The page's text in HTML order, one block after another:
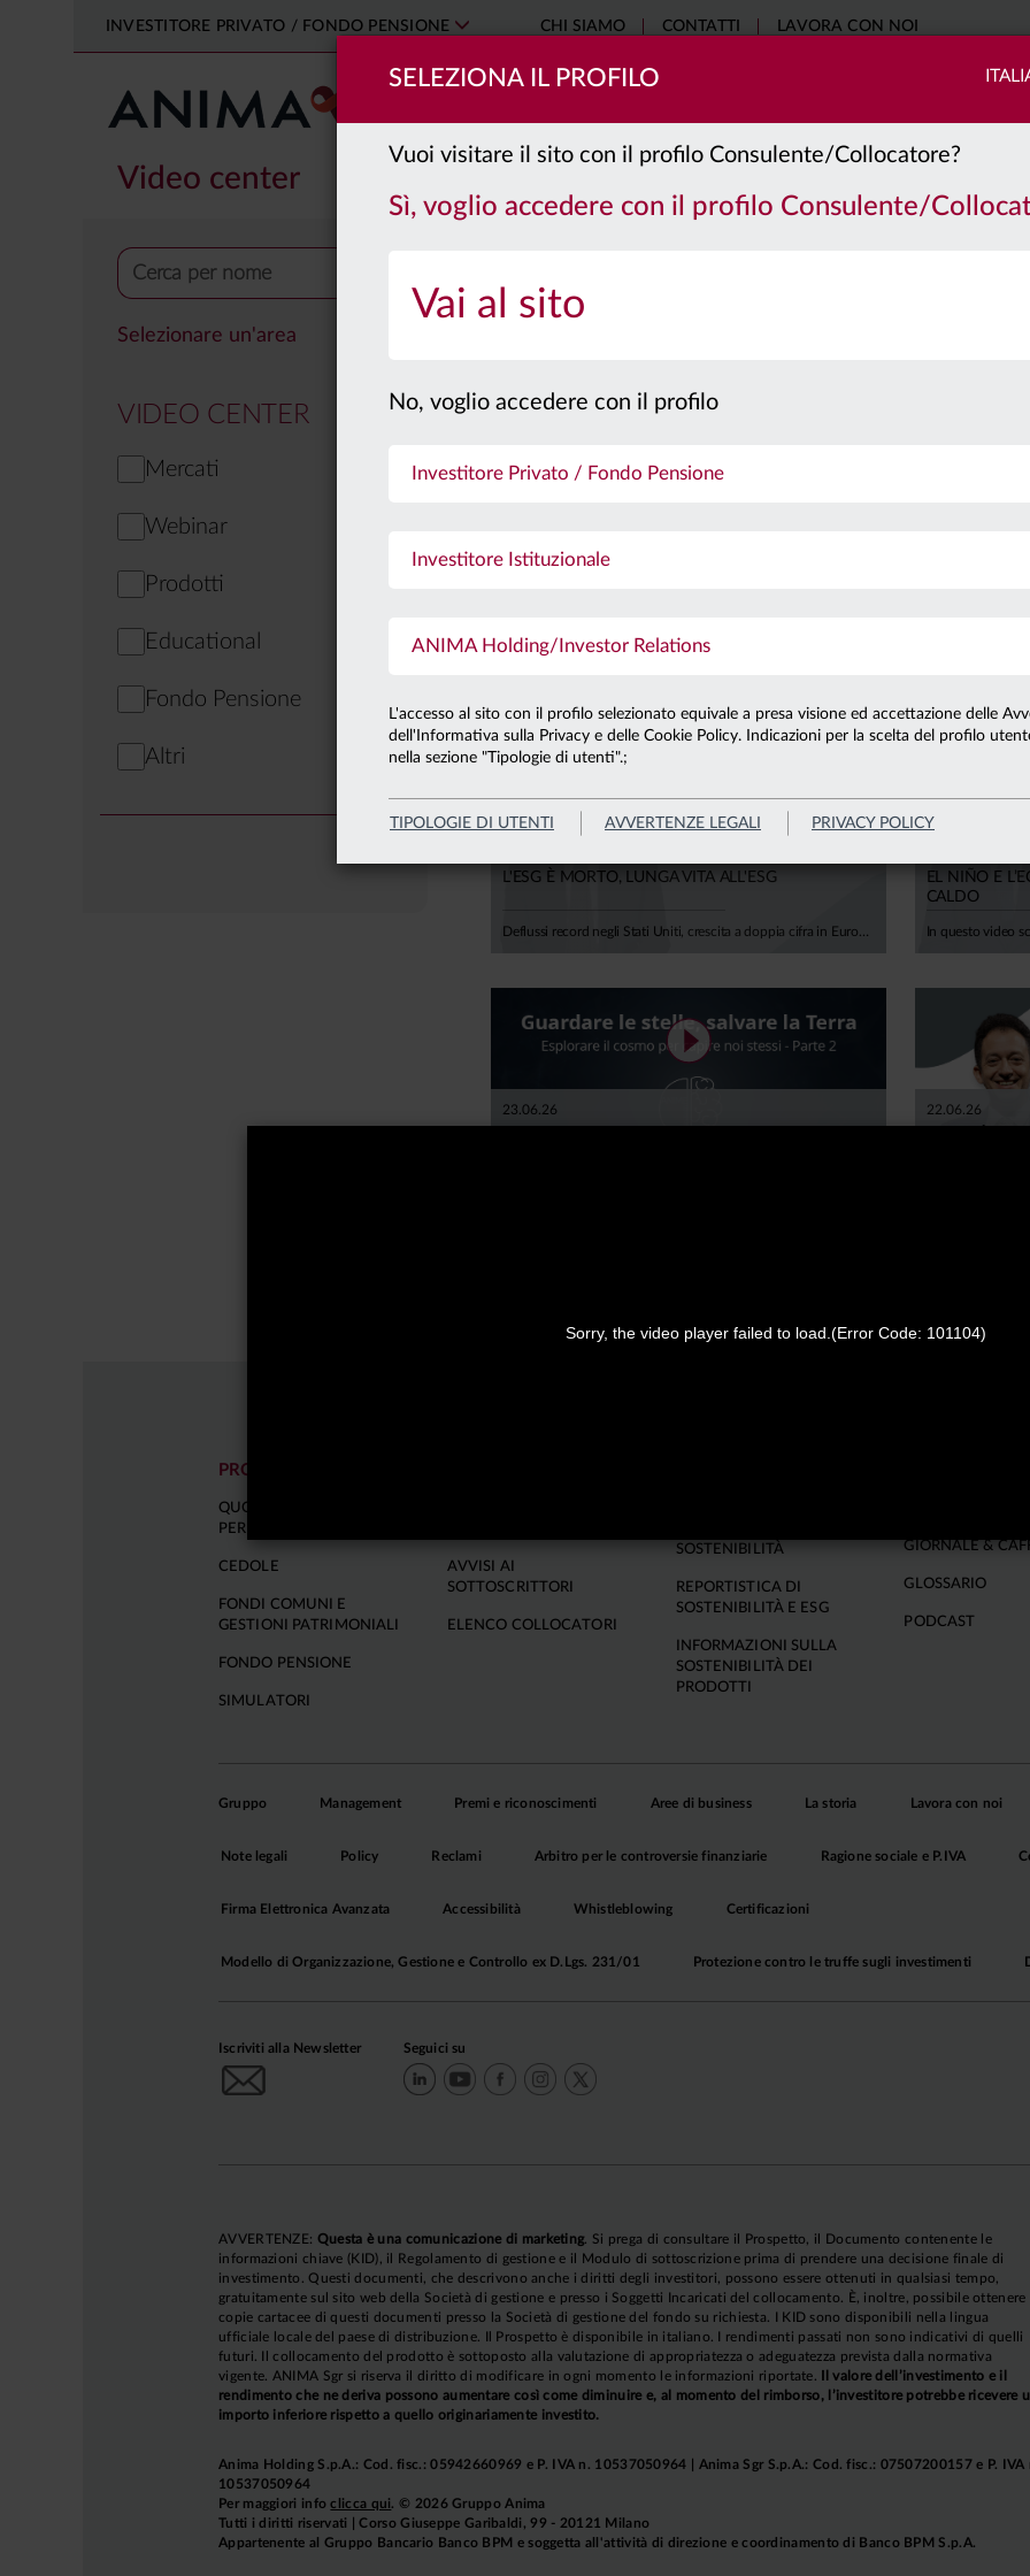
Sorry, the video player failed to load. (Error Code: 101104)
SELEZIONA IL PROFILO
Vuoi visitare il sito con il profilo Consulente/Collocatore?
Sì, voglio accedere con il profilo Consulente/
Vai al sito
No, voglio accedere con il profilo
Investitore Privato / Fondo Pensione
Investitore Istituzionale
ANIMA Holding/Investor Relations
L'accesso al sito con il profilo selezionato equivale a presa visione ed accettazione delle
dell'Informativa sulla Privacy e delle Cookie Policy. Indicazioni per la scelta del profilo
nella sezione "Tipologie di utenti".;
TIPOLOGIE DI UTENTI AVVERTENZE LEGALI PRIVACY POLICY
INVESTITORE PRIVATO / FONDO PENSIONE CHI SIAMO CONTATTI LAVORA CON NOI
Video center
Selezionare un'area
VIDEO CENTER
Mercati
Webinar
Prodotti
Educational
Fondo Pensione
Altri
L'ESG È MORTO, LUNGA VITA ALL'ESG
EL NIÑO E
CALDO
23.06.26 22.06.26
PRODOTTI
QUOTAZIONI E
PERFORMANCE
CEDOLE
FONDI COMUNI E
GESTIONI PATRIMONIALI
FONDO PENSIONE
SIMULATORI
AVVISI AI
SOTTOSCRITTORI
ELENCO COLLOCATORI
SOSTENIBILITÀ
REPORTISTICA DI
SOSTENIBILITÀ E ESG
INFORMAZIONI SULLA
SOSTENIBILITÀ DEI
PRODOTTI
GIORNALE &
GLOSSARIO
PODCAST
Gruppo Management Premi e riconoscimenti Aree di business La storia Lavora con noi
Note legali Policy Reclami Arbitro per le controversie finanziarie Ragione sociale e P.IVA
Firma Elettronica Avanzata Accessibilità Whistleblowing Certificazioni
Modello di Organizzazione, Gestione e Controllo ex D.Lgs. 231/01 Protezione contro le truffe sugli investimenti
Iscriviti alla Newsletter Seguici su
AVVERTENZE: Questa è una comunicazione di marketing. Si prega di consultare il Prospetto, il Documento contenente le
informazioni chiave (KID), il Regolamento di gestione e il Modulo di sottoscrizione prima di prendere una decisione finale di
investimento. Questi documenti, che descrivono anche i diritti degli investitori, possono essere ottenuti in qualsiasi tempo,
gratuitamente sul sito web della Società di gestione e presso i Soggetti Incaricati del collocamento. È, inoltre, possibile ottenere
copie cartacee di questi documenti presso la Società di gestione del fondo su richiesta. I KID sono disponibili nella lingua
ufficiale locale del paese di distribuzione. Il Prospetto è disponibile in italiano. I rendimenti passati non sono indicativi di quelli
futuri. Il collocamento del prodotto è sottoposto alla valutazione di appropriatezza o adeguatezza prevista dalla normativa
vigente. ANIMA Sgr si riserva il diritto di modificare in ogni momento le informazioni riportate.
Il valore dell’investimento e il
rendimento che ne deriva possono aumentare così come diminuire e, al momento del rimborso, l’investitore potrebbe ricevere
importo inferiore rispetto a quello originariamente investito.
Anima Holding S.p.A.: Cod. fisc.: 05942660969 e P. IVA n. 10537050964 | Anima Sgr S.p.A.: Cod. fisc.: 07507200157 e P. IVA
10537050964
Per maggiori infoclicca qui. © 2026 Gruppo Anima
Tutti i diritti riservati | Corso Giuseppe Garibaldi, 99 - 20121 Milano
Appartenente al Gruppo Bancario Banco BPM e soggetta all'attività di direzione e coordinamento di Banco BPM S.p.A.